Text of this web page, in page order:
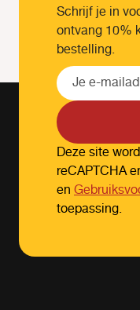
Schrijf je in
ontvang 10%
bestelling.
Deze site
reCAPTCHA
en
toepassing.